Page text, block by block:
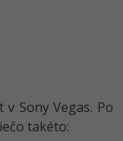
Sony Vegas. Po
takéto: